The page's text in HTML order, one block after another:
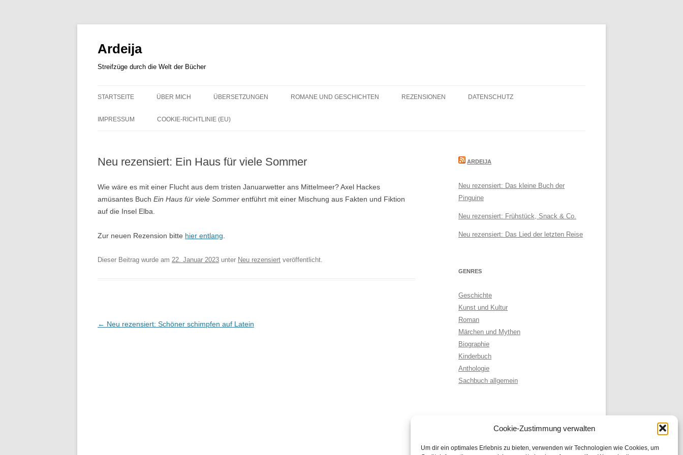
Cookie-Zustimmung verwalten
Um dir ein optimales Erlebnis zu bieten, verwenden wir Technologien wie Cookies, um
Ardeija
Streifzüge durch die Welt der Bücher
STARTSEITE ÜBER MICH ÜBERSETZUNGEN ROMANE UND GESCHICHTEN REZENSIONEN DATENSCHUTZ
IMPRESSUM COOKIE-RICHTLINIE (EU)
Neu rezensiert: Ein Haus für viele Sommer
Wie wäre es mit einer Flucht aus dem tristen Januarwetter ans Mittelmeer? Axel Hackes
amüsantes Buch Ein Haus für viele Sommer entführt mit einer Mischung aus Fakten und Fiktion
auf die Insel Elba.
Zur neuen Rezension bitte hier entlang
Dieser Beitrag wurde am 22. Januar 2023 unter Neu rezensiert veröffentlicht.
Beitragsnavigation
← Neu rezensiert: Schöner schimpfen auf Latein
ARDEIJA
Neu rezensiert: Das kleine Buch der
Pinguine
Neu rezensiert: Frühstück, Snack & Co.
Neu rezensiert: Das Lied der letzten Reise
GENRES
Geschichte
Kunst und Kultur
Roman
Märchen und Mythen
Biographie
Kinderbuch
Anthologie
Sachbuch allgemein